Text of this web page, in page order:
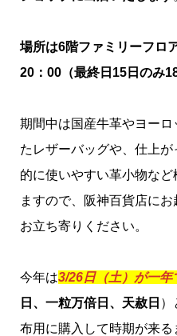
場所は6階ファミリーフロ
20：00（最終日15日のみ18
期間中は国産牛革やヨー
たレザーバッグや、仕上
的に使いやすい革小物な
ますので、阪神百貨店に
お立ち寄りください。
今年は3/26日（土）が一年
日、一粒万倍日、天赦日 ）
布用に購入して時期が来る